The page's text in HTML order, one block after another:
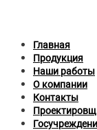
Главная
Продукция
Наши работы
О компании
Контакты